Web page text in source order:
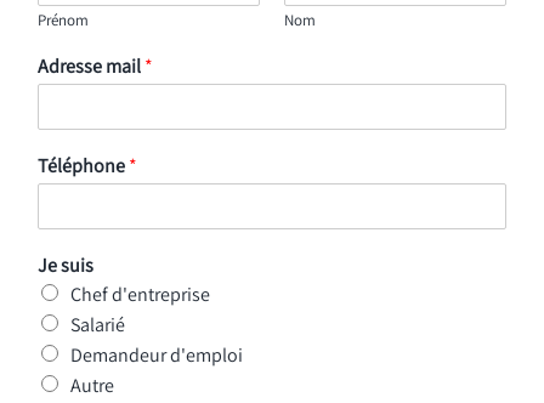
Prénom Nom
Adresse mail*
Téléphone*
Je suis
Chef d'entreprise
Salarié
Demandeur d'emploi
Autre